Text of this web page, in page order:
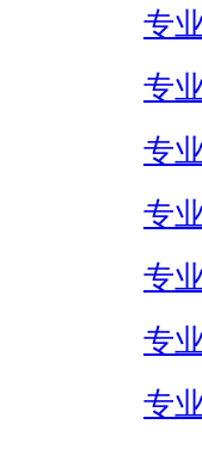
专
专
专
专
专
专
专